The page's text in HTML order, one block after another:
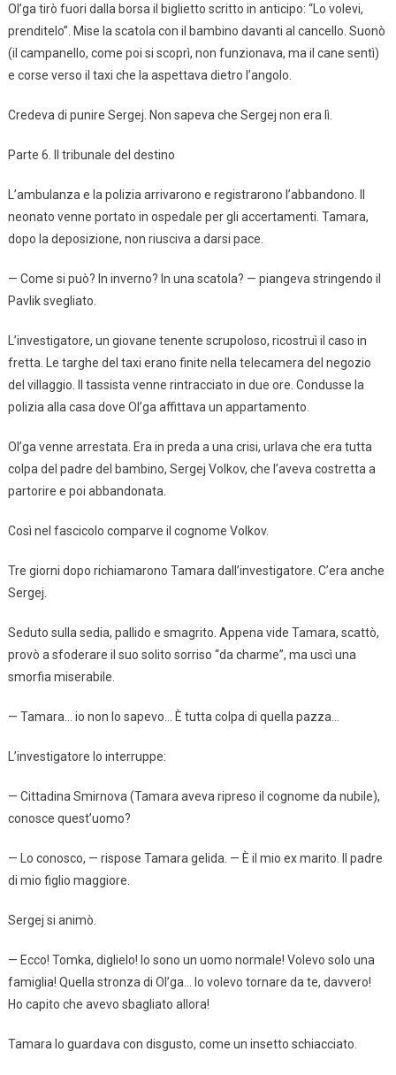
Ol’ga tirò fuori dalla borsa il biglietto scritto in anticipo: “Lo volevi,
prenditelo”. Mise la scatola con il bambino davanti al cancello. Suonò
(il campanello, come poi si scoprì, non funzionava, ma il cane sentì)
e corse verso il taxi che la aspettava dietro l’angolo.
Credeva di punire Sergej. Non sapeva che Sergej non era lì.
Parte 6. Il tribunale del destino
L’ambulanza e la polizia arrivarono e registrarono l’abbandono. Il
neonato venne portato in ospedale per gli accertamenti. Tamara,
dopo la deposizione, non riusciva a darsi pace.
— Come si può? In inverno? In una scatola? — piangeva stringendo il
Pavlik svegliato.
L’investigatore, un giovane tenente scrupoloso, ricostruì il caso in
fretta. Le targhe del taxi erano finite nella telecamera del negozio
del villaggio. Il tassista venne rintracciato in due ore. Condusse la
polizia alla casa dove Ol’ga affittava un appartamento.
Ol’ga venne arrestata. Era in preda a una crisi, urlava che era tutta
colpa del padre del bambino, Sergej Volkov, che l’aveva costretta a
partorire e poi abbandonata.
Così nel fascicolo comparve il cognome Volkov.
Tre giorni dopo richiamarono Tamara dall’investigatore. C’era anche
Sergej.
Seduto sulla sedia, pallido e smagrito. Appena vide Tamara, scattò,
provò a sfoderare il suo solito sorriso “da charme”, ma uscì una
smorfia miserabile.
— Tamara… io non lo sapevo… È tutta colpa di quella pazza…
L’investigatore lo interruppe:
— Cittadina Smirnova (Tamara aveva ripreso il cognome da nubile),
conosce quest’uomo?
— Lo conosco, — rispose Tamara gelida. — È il mio ex marito. Il padre
di mio figlio maggiore.
Sergej si animò.
— Ecco! Tomka, diglielo! Io sono un uomo normale! Volevo solo una
famiglia! Quella stronza di Ol’ga… Io volevo tornare da te, davvero!
Ho capito che avevo sbagliato allora!
Tamara lo guardava con disgusto, come un insetto schiacciato.